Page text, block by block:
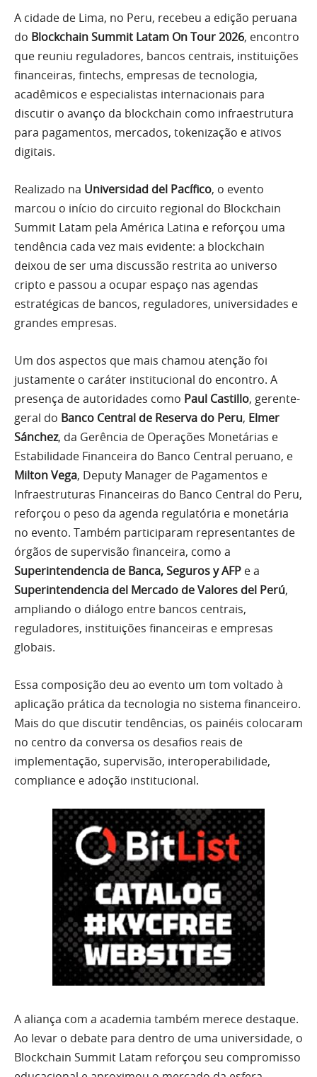
A cidade de Lima, no Peru, recebeu a edição peruana
do Blockchain Summit Latam On Tour 2026, encontro
que reuniu reguladores, bancos centrais, instituições
financeiras, fintechs, empresas de tecnologia,
acadêmicos e especialistas internacionais para
discutir o avanço da blockchain como infraestrutura
para pagamentos, mercados, tokenização e ativos
digitais.
Realizado na Universidad del Pacífico, o evento
marcou o início do circuito regional do Blockchain
Summit Latam pela América Latina e reforçou uma
tendência cada vez mais evidente: a blockchain
deixou de ser uma discussão restrita ao universo
cripto e passou a ocupar espaço nas agendas
estratégicas de bancos, reguladores, universidades e
grandes empresas.
Um dos aspectos que mais chamou atenção foi
justamente o caráter institucional do encontro. A
presença de autoridades como Paul Castillo, gerente-
geral do Banco Central de Reserva do Peru, Elmer
Sánchez, da Gerência de Operações Monetárias e
Estabilidade Financeira do Banco Central peruano, e
Milton Vega, Deputy Manager de Pagamentos e
Infraestruturas Financeiras do Banco Central do Peru,
reforçou o peso da agenda regulatória e monetária
no evento. Também participaram representantes de
órgãos de supervisão financeira, como a
Superintendencia de Banca, Seguros y AFP e a
Superintendencia del Mercado de Valores del Perú,
ampliando o diálogo entre bancos centrais,
reguladores, instituições financeiras e empresas
globais.
Essa composição deu ao evento um tom voltado à
aplicação prática da tecnologia no sistema financeiro.
Mais do que discutir tendências, os painéis colocaram
no centro da conversa os desafios reais de
implementação, supervisão, interoperabilidade,
compliance e adoção institucional.
A aliança com a academia também merece destaque.
Ao levar o debate para dentro de uma universidade, o
Blockchain Summit Latam reforçou seu compromisso